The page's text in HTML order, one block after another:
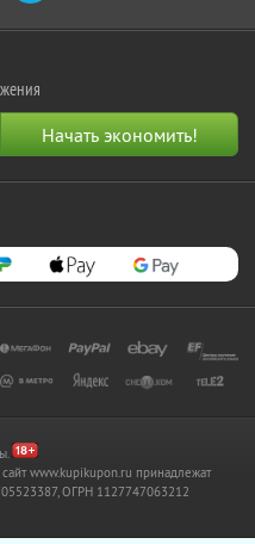
www.kupikupon.ru принадлежат
ОГРН 1127747063212